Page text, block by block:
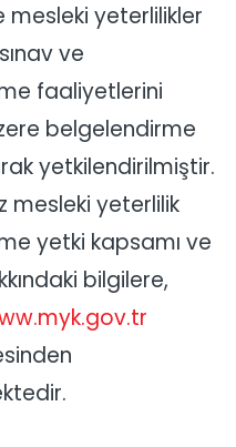
mesleki yeterlilikler
ve
faaliyetlerini
belgelendirme
yetkilendirilmiştir.
mesleki yeterlilik
yetki kapsamı ve
bilgilere,